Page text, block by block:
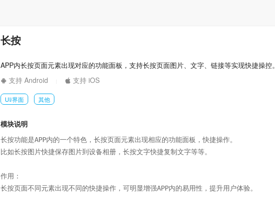
长按
APP内长按页面元素出现对应的功能面板，支持长按页面图片、文字、链接等实现快捷操控。
支持 Android
支持 iOS
UI/界面 其他
模块说明
长按功能是APP内的一个特色，长按页面元素出现相应的功能面板，快捷操作。
比如长按图片快捷保存图片到设备相册，长按文字快捷复制文字等等。
作用：
长按页面不同元素出现不同的快捷操作，可明显增强APP内的易用性，提升用户体验。